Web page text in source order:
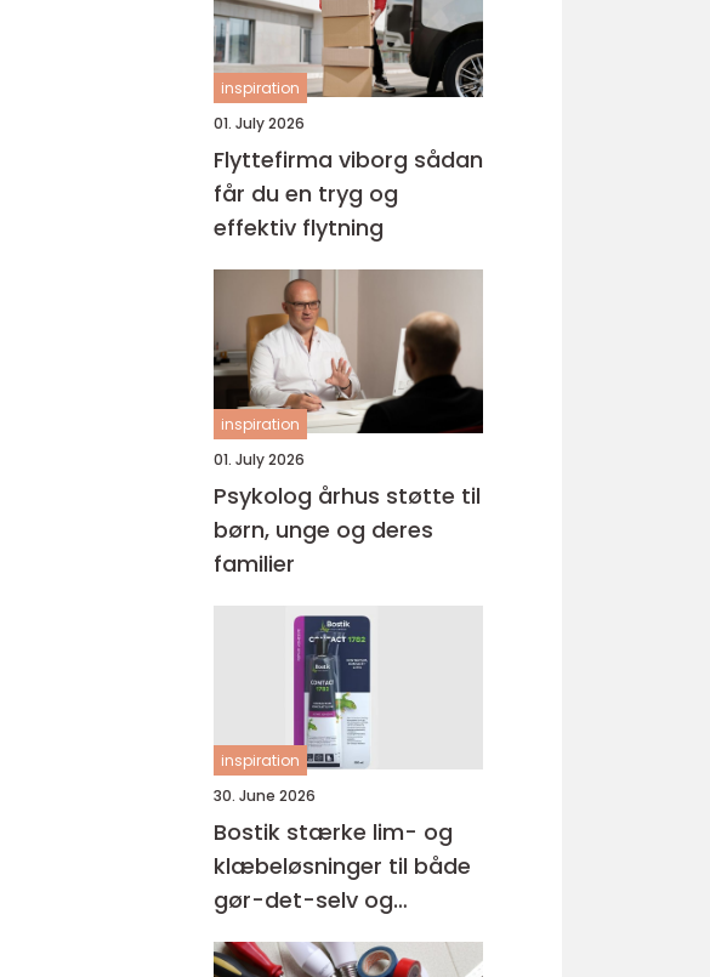
inspiration
01. July 2026
Flyttefirma viborg sådan
får du en tryg og
effektiv flytning
inspiration
01. July 2026
Psykolog århus støtte til
børn, unge og deres
familier
inspiration
30. June 2026
Bostik stærke lim- og
klæbeløsninger til både
gør-det-selv og
professionelle